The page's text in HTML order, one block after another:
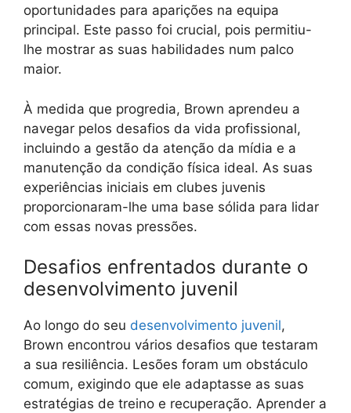
oportunidades para aparições na equipa
principal. Este passo foi crucial, pois permitiu-
lhe mostrar as suas habilidades num palco
maior.
À medida que progredia, Brown aprendeu a
navegar pelos desafios da vida profissional,
incluindo a gestão da atenção da mídia e a
manutenção da condição física ideal. As suas
experiências iniciais em clubes juvenis
proporcionaram-lhe uma base sólida para lidar
com essas novas pressões.
Desafios enfrentados durante o
desenvolvimento juvenil
Ao longo do seu desenvolvimento juvenil,
Brown encontrou vários desafios que testaram
a sua resiliência. Lesões foram um obstáculo
comum, exigindo que ele adaptasse as suas
estratégias de treino e recuperação. Aprender a